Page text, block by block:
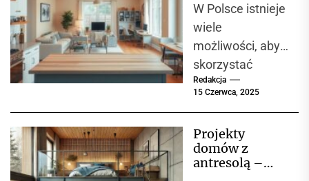
Choć często
niedoceniana,...
warto znać
W Polsce istnieje
wiele
możliwości, aby
skorzystać
z dofinansowani
remontu.
Omówimy
Redakcja
15 Czerwca, 2025
Projekty
domów z
antresolą –